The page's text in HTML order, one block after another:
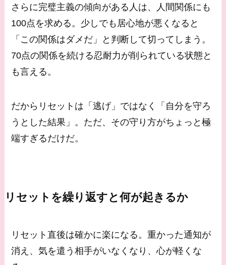
さらに完璧主義の傾向がある人は、人間関係にも
100点を求める。少しでも居心地が悪くなると
「この関係はダメだ」と判断して切ってしまう。
70点の関係を続ける忍耐力が削られている状態と
も言える。
だからリセットは「逃げ」ではなく「自分を守ろ
うとした結果」。ただ、その守り方がちょっと極
端すぎるだけだ。
リセットを繰り返すと何が起きるか
リセット直後は確かに楽になる。重かった通知が
消え、気を遣う相手がいなくなり、心が軽くな